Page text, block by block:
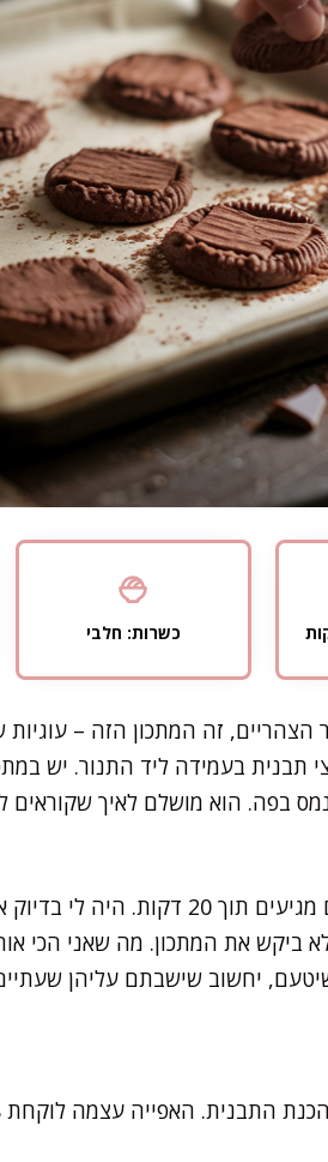
כשרות: חלבי
תבנית בעמידה ליד התנור. יש
בפה. הוא מושלם לאיך שקוראים
אני זוכרת שפעם הכנתי אותן כשחברים הודיעו שהם
ביקש את המתכון. מה שאני הכי
יחשוב שישבתם עליהן